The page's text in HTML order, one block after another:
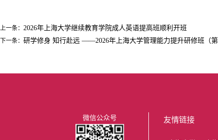
上一条： 2026年上海大学继续教育学院成人英语提高班顺利开班
下一条： 研学修身 知行赴远 ——2026年上海大学管理能力提升研修班（
微信公众号 友情链接